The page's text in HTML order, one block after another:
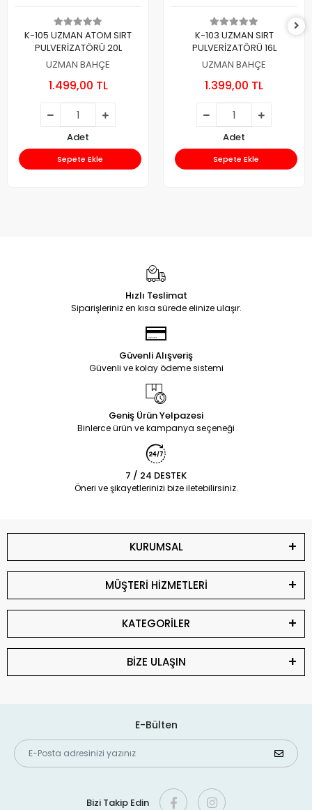
K-105 UZMAN ATOM SIRT
PULVERİZATÖRÜ 20L
UZMAN BAHÇE
1.499,00 TL
Adet
Sepete Ekle
K-103 UZMAN SIRT
PULVERİZATÖRÜ 16L
UZMAN BAHÇE
1.399,00 TL
Adet
Sepete Ekle
Hızlı Teslimat
Siparişleriniz en kısa sürede elinize ulaşır.
Güvenli Alışveriş
Güvenli ve kolay ödeme sistemi
Geniş Ürün Yelpazesi
Binlerce ürün ve kampanya seçeneği
7 / 24 DESTEK
Öneri ve şikayetlerinizi bize iletebilirsiniz.
KURUMSAL
MÜŞTERİ HİZMETLERİ
KATEGORİLER
BİZE ULAŞIN
E-Bülten
Bizi Takip Edin